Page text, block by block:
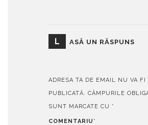
L ASĂ UN RĂSPUNS
ADRESA TA DE EMAIL NU VA FI
PUBLICATĂ. CÂMPURILE
SUNT MARCATE CU *
COMENTARIU *